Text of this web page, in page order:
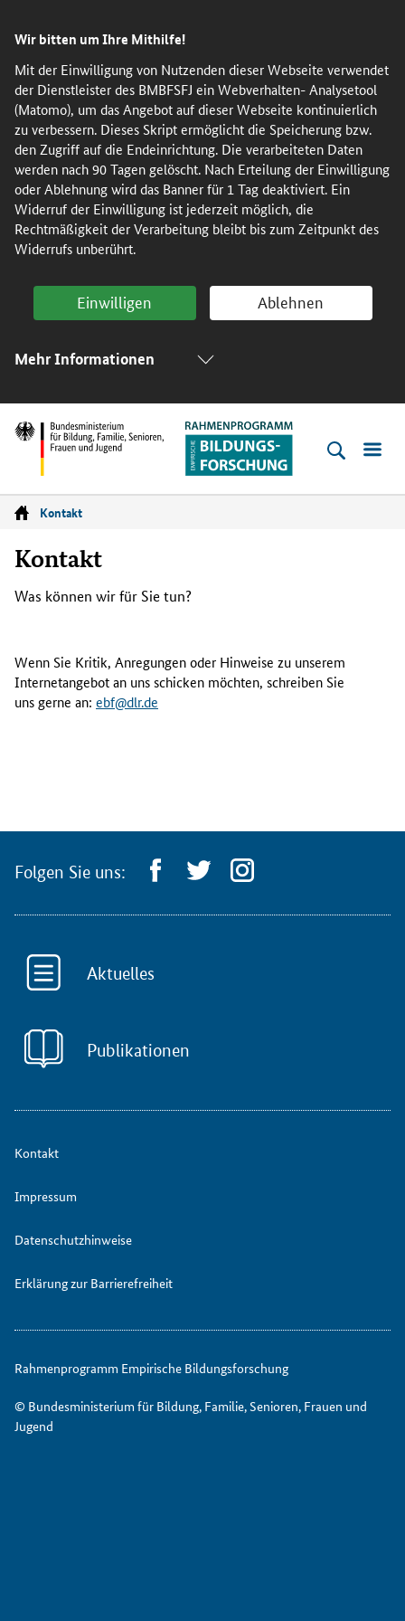
Wir bitten um Ihre Mithilfe!
Mit der Einwilligung von Nutzenden dieser Webseite verwendet
der Dienstleister des BMBFSFJ ein Webverhalten- Analysetool
(Matomo), um das Angebot auf dieser Webseite kontinuierlich
zu verbessern. Dieses Skript ermöglicht die Speicherung bzw.
den Zugriff auf die Endeinrichtung. Die verarbeiteten Daten
werden nach 90 Tagen gelöscht. Nach Erteilung der Einwilligung
oder Ablehnung wird das Banner für 1 Tag deaktiviert. Ein
Widerruf der Einwilligung ist jederzeit möglich, die
Rechtmäßigkeit der Verarbeitung bleibt bis zum Zeitpunkt des
Widerrufs unberührt.
Einwilligen Ablehnen
Mehr Informationen
zum
Inhalt
(Eingabetaste)
zum
Hauptmenu
(Eingabetaste)
zur
Suche
(Eingabetaste)
zur
Fußleiste
(Enter)
für
Familie,
Senioren,
Jugend
Empirische
Bildungsforschung
Startseite
Kontakt
Kontakt
Was können wir für Sie tun?
Wenn Sie Kritik, Anregungen oder Hinweise zu unserem
Internetangebot an uns schicken möchten, schreiben Sie
uns gerne an: ebf@dlr.de
Folgen Sie uns:
Aktuelles
Publikationen
Kontakt
Impressum
Datenschutzhinweise
Erklärung zur Barrierefreiheit
Rahmenprogramm Empirische Bildungsforschung
© Bundesministerium für Bildung, Familie, Senioren, Frauen und
Jugend